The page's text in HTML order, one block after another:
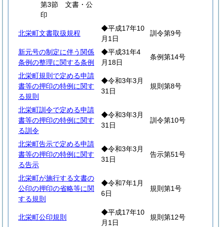
第3節 文書・公
印
北栄町文書取扱規程
◆平成17年10
月1日
訓令第9号
新元号の制定に伴う関係
条例の整理に関する条例
◆平成31年4
月18日
条例第14号
北栄町規則で定める申請
書等の押印の特例に関す
る規則
◆令和3年3月
31日
規則第8号
北栄町訓令で定める申請
書等の押印の特例に関す
る訓令
◆令和3年3月
31日
訓令第10号
北栄町告示で定める申請
書等の押印の特例に関す
る告示
◆令和3年3月
31日
告示第51号
北栄町が施行する文書の
公印の押印の省略等に関
する規則
◆令和7年1月
6日
規則第1号
北栄町公印規則
◆平成17年10
月1日
規則第12号